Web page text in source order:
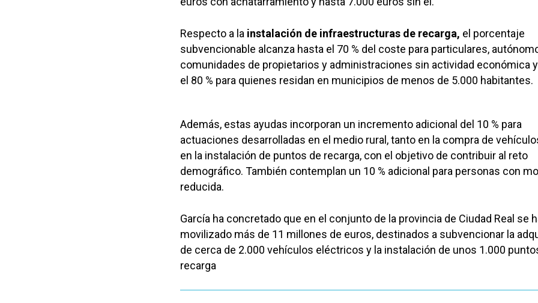
Respecto a la instalación de infraestructuras de recarga, el porcentaje
subvencionable alcanza hasta el 70 % del coste para particulares,
comunidades de propietarios y administraciones sin actividad económica
el 80 % para quienes residan en municipios de menos de 5.000 habitantes.
Además, estas ayudas incorporan un incremento adicional del 10 % para
actuaciones desarrolladas en el medio rural, tanto en la compra de
en la instalación de puntos de recarga, con el objetivo de contribuir al reto
demográfico. También contemplan un 10 % adicional para personas con
reducida.
García ha concretado que en el conjunto de la provincia de Ciudad Real se
movilizado más de 11 millones de euros, destinados a subvencionar la
de cerca de 2.000 vehículos eléctricos y la instalación de unos 1.000
recarga